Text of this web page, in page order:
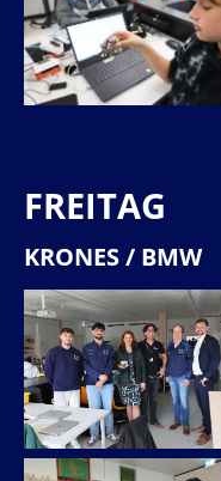
FREITAG
KRONES / BMW